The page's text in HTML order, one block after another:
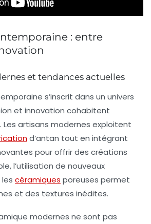
: entre
et tendances actuelles
s’inscrit dans un univers
et innovation cohabitent
artisans modernes exploitent
d’antan tout en intégrant
pour offrir des créations
l’utilisation de nouveaux
céramiques poreuses permet
et des textures inédites.
modernes ne sont pas